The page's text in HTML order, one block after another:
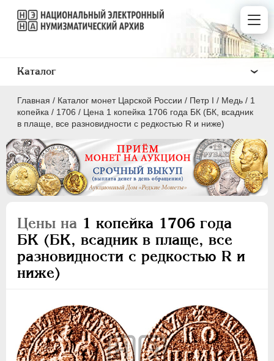
Главная / Каталог монет Царской России / Пeтр I / Медь / 1
копейка / 1706 / Цена 1 копейка 1706 года БК (БК, всадник
в плаще, все разновидности с редкостью R и ниже)
Цены на 1 копейка 1706 года
БК (БК, всадник в плаще, все
разновидности с редкостью R и
ниже)
Каталог
ПEТР I 1699 - 1725
Серебро
Медь
5 копеек
1 копейка
Полушка
Полполушки
Пробные